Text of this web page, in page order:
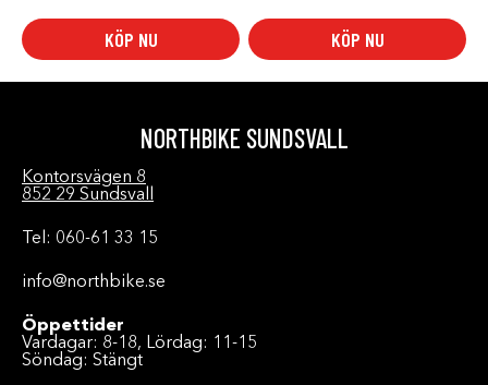
KÖP NU KÖP NU
NORTHBIKE SUNDSVALL
Kontorsvägen 8
852 29 Sundsvall
Tel: 060-61 33 15
info@northbike.se
Öppettider
Vardagar: 8-18, Lördag: 11-15
Söndag: Stängt